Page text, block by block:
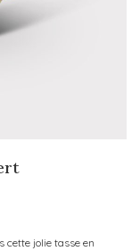
cette jolie tasse en